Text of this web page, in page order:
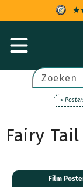
content
Zoeken
>
Fairy
Film